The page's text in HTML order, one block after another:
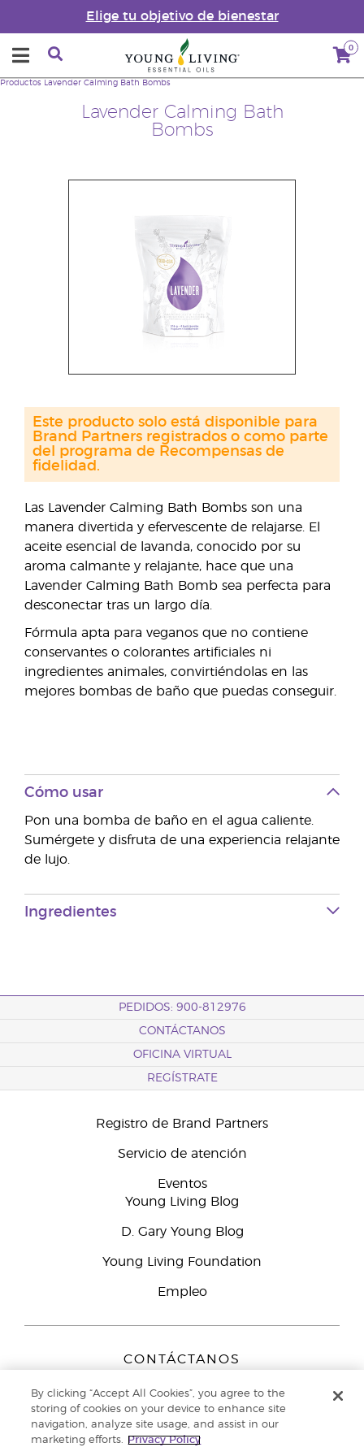
Elige tu objetivo de bienestar
0
Lavender Calming Bath
Bombs
Productos Lavender Calming Bath Bombs
Las Lavender Calming Bath Bombs son una
manera divertida y efervescente de relajarse. El
aceite esencial de lavanda, conocido por su
aroma calmante y relajante, hace que una
Lavender Calming Bath Bomb sea perfecta para
desconectar tras un largo día.
Fórmula apta para veganos que no contiene
conservantes o colorantes artificiales ni
ingredientes animales, convirtiéndolas en las
mejores bombas de baño que puedas conseguir.
Este producto solo está disponible para
Brand Partners registrados o como parte
del programa de Recompensas de
fidelidad.
Cómo usar
Pon una bomba de baño en el agua caliente.
Sumérgete y disfruta de una experiencia relajante
de lujo.
Ingredientes
PEDIDOS: 900-812976
CONTÁCTANOS
OFICINA VIRTUAL
REGÍSTRATE
Registro de Brand Partners
Servicio de atención
Eventos
Young Living Blog
D. Gary Young Blog
Young Living Foundation
Empleo
CONTÁCTANOS
Peizerweg 97
9727 AJ Groningen
Netherlands
By clicking “Accept All Cookies”, you agree to the
storing of cookies on your device to enhance site
navigation, analyze site usage, and assist in our
marketing efforts.
Privacy Policy